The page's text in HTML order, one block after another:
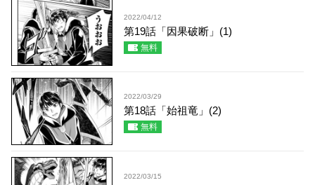
2022/04/12
第19話「因果破断」(1)
無料
2022/03/29
第18話「始祖竜」(2)
無料
2022/03/15